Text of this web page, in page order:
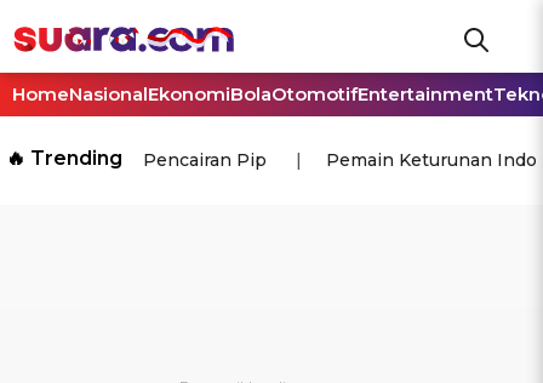
HomeNasionalEkonomiBolaOtomotifEntertainment
🔥 Trending Pencairan Pip Pemain Keturunan